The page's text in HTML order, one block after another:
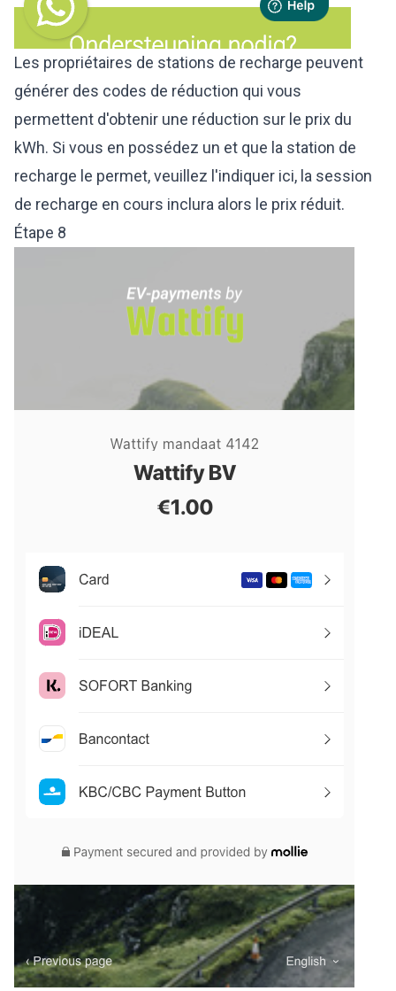
Les propriétaires de stations de recharge peuvent
générer des codes de réduction qui vous
permettent d'obtenir une réduction sur le prix du
kWh. Si vous en possédez un et que la station de
recharge le permet, veuillez l'indiquer ici, la session
de recharge en cours inclura alors le prix réduit.
Étape 8